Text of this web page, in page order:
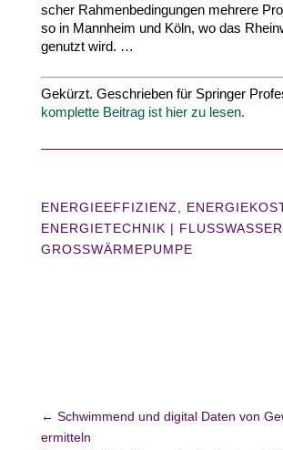
scher Rahmen­be­din­gungen mehrere
so in Mannheim und Köln, wo das
genutzt wird. …
Gekürzt. Geschrieben für Springer
komplette Beitrag ist hier zu lesen.
ENERGIEEFFIZIENZ,
ENERGIETECHNIK | FLUSSWASSER
GROSSWÄRMEPUMPE
← Schwimmend und digital Daten von
ermitteln